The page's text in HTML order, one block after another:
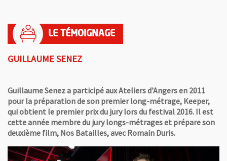
GUILLAUME SENEZ
Guillaume Senez a participé aux Ateliers d’Angers en 2011
pour la préparation de son premier long-métrage, Keeper,
qui obtient le premier prix du jury lors du festival 2016. Il est
cette année membre du jury longs-métrages et prépare son
deuxième film, Nos Batailles, avec Romain Duris.